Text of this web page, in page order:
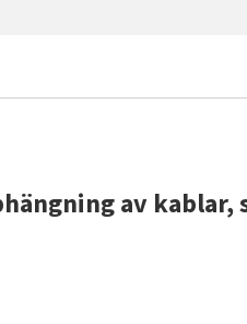
av kablar,